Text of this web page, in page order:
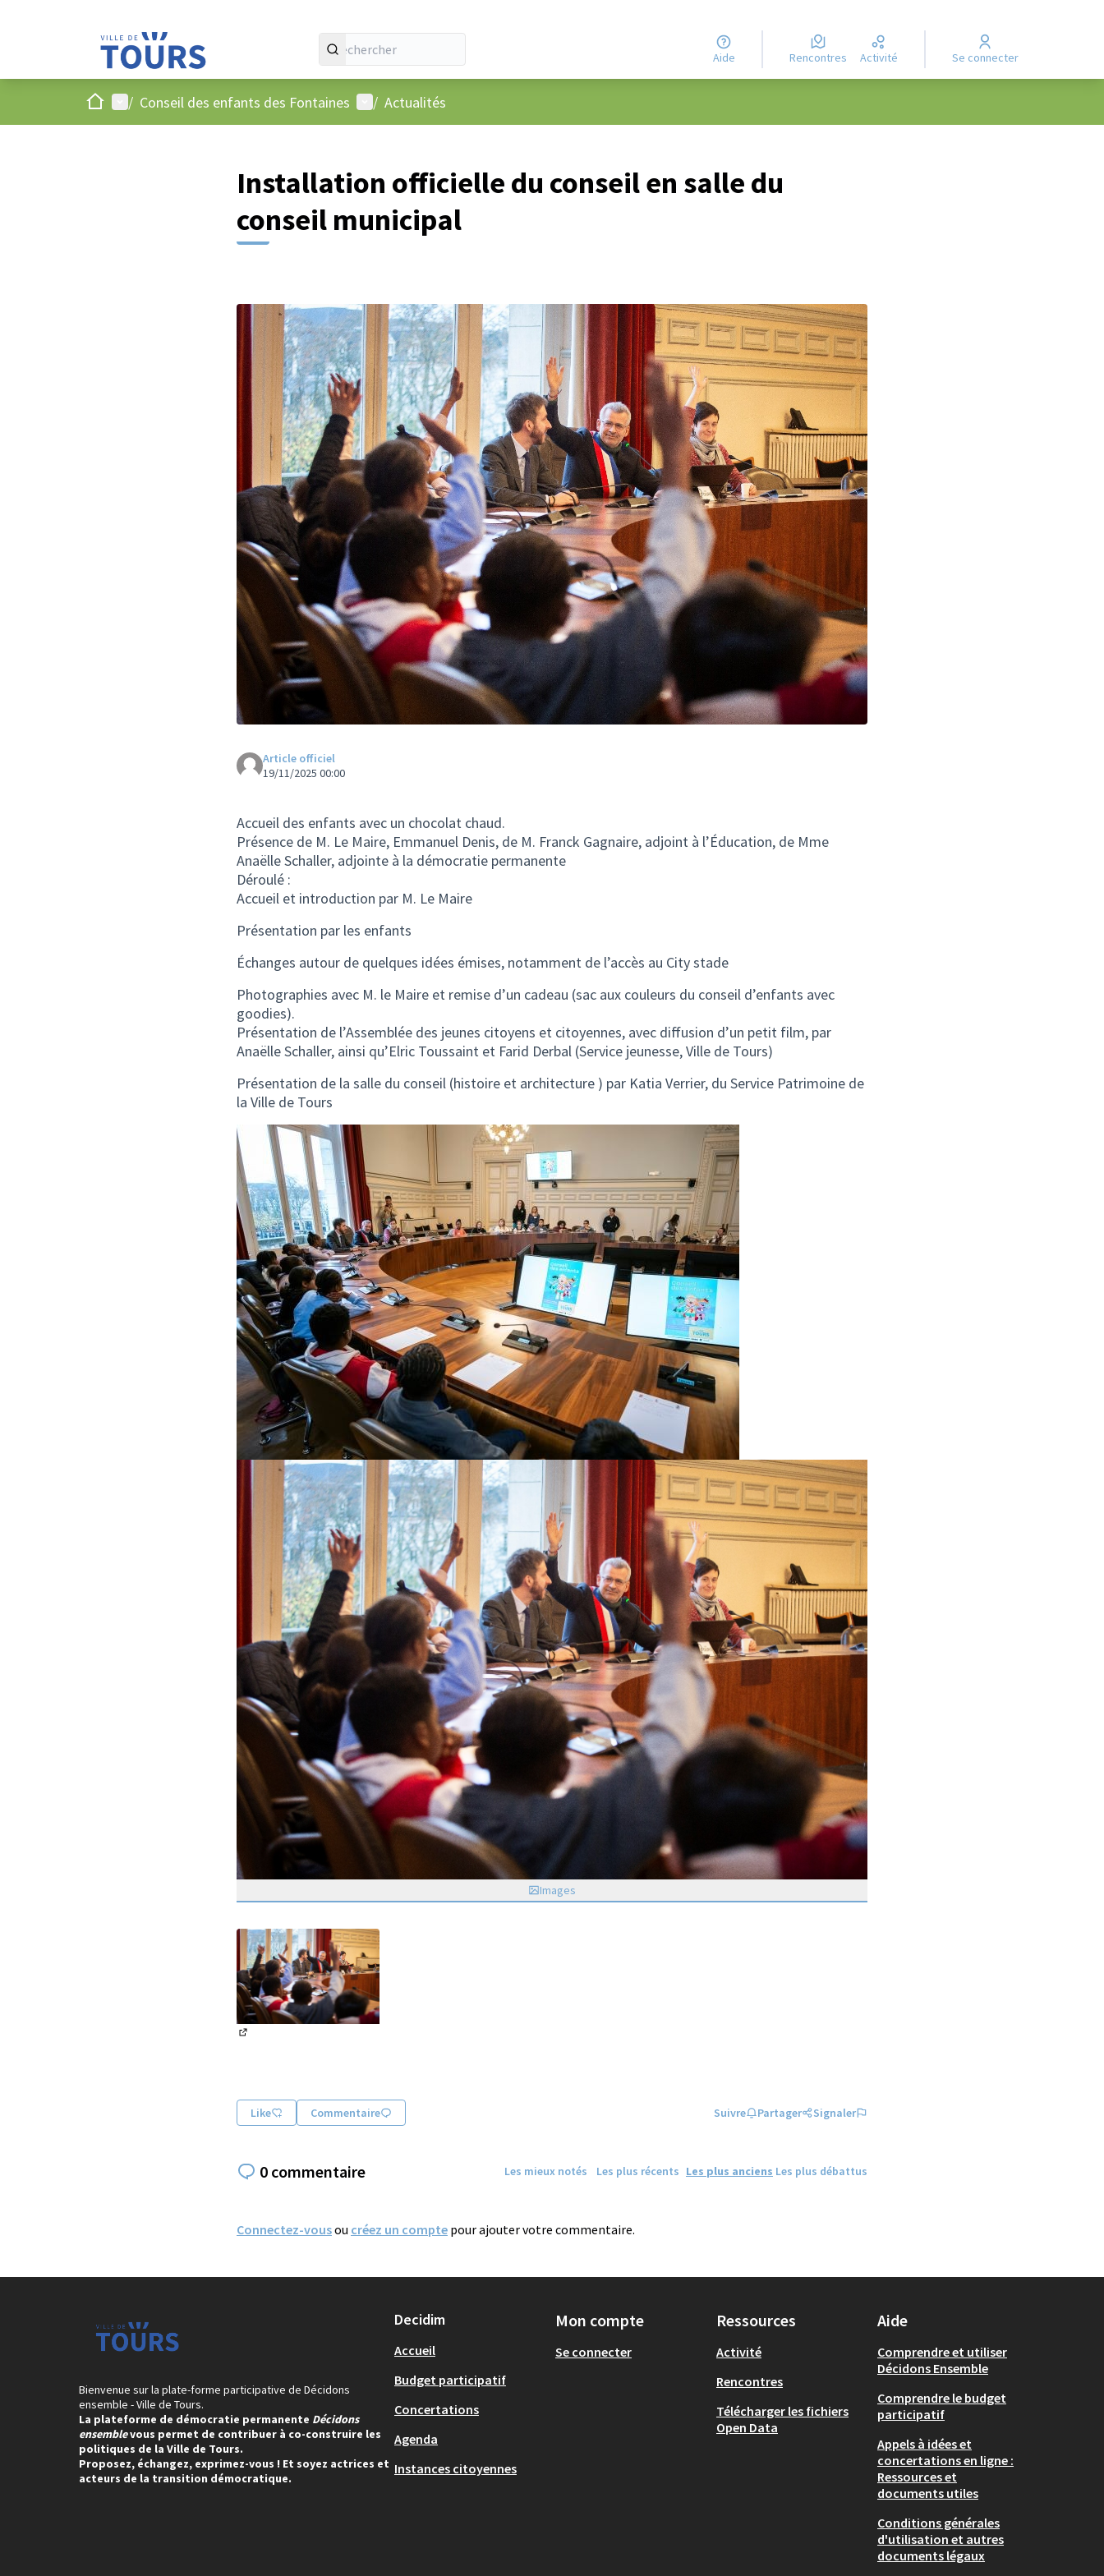
Aide Rencontres Activité Se connecter
AccueilMenu principal
/ Conseil des enfants des Fontaines Menu utilisateur
/ Actualités
Installation officielle du conseil en salle du
conseil municipal
Article officiel
19/11/2025 00:00
Accueil des enfants avec un chocolat chaud.
Présence de M. Le Maire, Emmanuel Denis, de M. Franck Gagnaire, adjoint à l’Éducation, de Mme
Anaëlle Schaller, adjointe à la démocratie permanente
Déroulé :
Accueil et introduction par M. Le Maire
Présentation par les enfants
Échanges autour de quelques idées émises, notamment de l’accès au City stade
Photographies avec M. le Maire et remise d’un cadeau (sac aux couleurs du conseil d’enfants avec
goodies).
Présentation de l’Assemblée des jeunes citoyens et citoyennes, avec diffusion d’un petit film, par
Anaëlle Schaller, ainsi qu’Elric Toussaint et Farid Derbal (Service jeunesse, Ville de Tours)
Présentation de la salle du conseil (histoire et architecture ) par Katia Verrier, du Service Patrimoine de
la Ville de Tours
Images
Like Commentaire Suivre Partager Signaler
0 commentaire Les mieux notés Les plus récents Les plus anciens Les plus débattus
Connectez-vousou créez un compte pour ajouter votre commentaire.
Bienvenue sur la plate-forme participative de Décidons
ensemble - Ville de Tours.
La plateforme de démocratie permanente Décidons
ensemblevous permet de contribuer à co-construire les
politiques de la Ville de Tours.
Proposez, échangez, exprimez-vous ! Et soyez actrices et
acteurs de la transition démocratique.
Decidim
Accueil
Budget participatif
Concertations
Agenda
Instances citoyennes
Mon compte
Se connecter
Ressources
Activité
Rencontres
Télécharger les fichiers
Open Data
Aide
Comprendre et utiliser
Décidons Ensemble
Comprendre le budget
participatif
Appels à idées et
concertations en ligne :
Ressources et
documents utiles
Conditions générales
d'utilisation et autres
documents légaux